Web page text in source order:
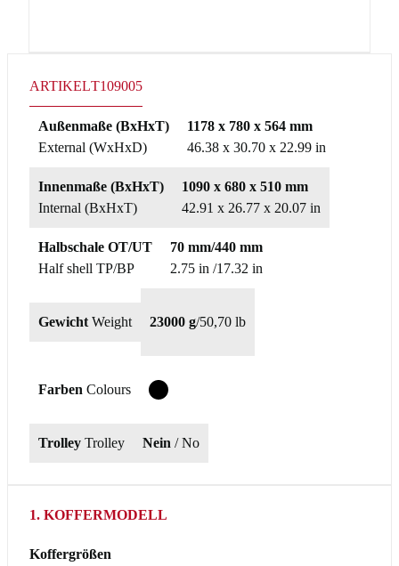
ARTIKELT109005
Außenmaße (BxHxT)
External (WxHxD)
1178 x 780 x 564 mm
46.38 x 30.70 x 22.99 in
Innenmaße (BxHxT)
Internal (BxHxT)
1090 x 680 x 510 mm
42.91 x 26.77 x 20.07 in
Halbschale OT/UT
Half shell TP/BP
70 mm/440 mm
2.75 in /17.32 in
Gewicht Weight 23000 g/50,70 lb
Farben Colours
Trolley Trolley Nein / No
1. KOFFERMODELL
Koffergrößen